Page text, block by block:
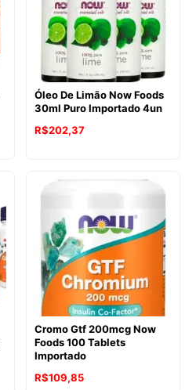
Óleo De Limão Now Foods
30ml Puro Importado 4un
R$202,37
Cromo Gtf 200mcg Now
Foods 100 Tablets
Importado
R$109,85